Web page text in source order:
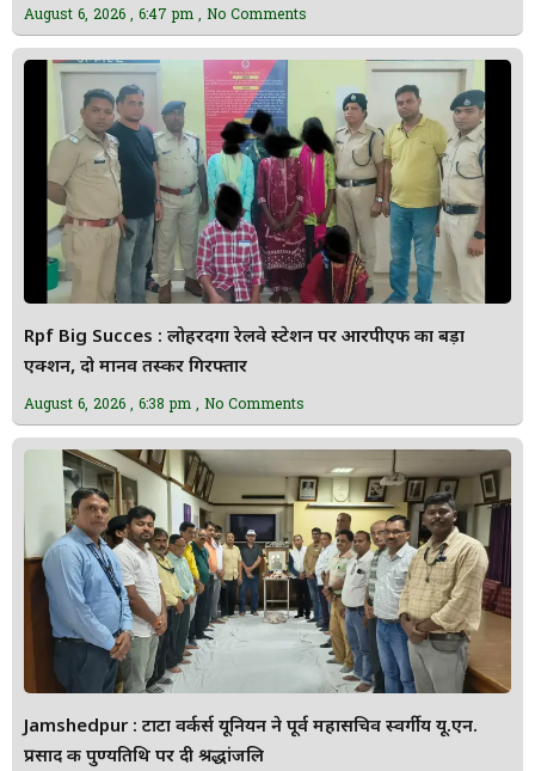
August 6, 2026 6:47 pm No Comments
Rpf Big Succes : लोहरदगा रेलवे स्टेशन पर आरपीएफ का बड़ा
एक्शन, दो मानव तस्कर गिरफ्तार
August 6, 2026 6:38 pm No Comments
Jamshedpur : टाटा वर्कर्स यूनियन ने पूर्व महासचिव स्वर्गीय यू.एन.
प्रसाद की पुण्यतिथि पर दी श्रद्धांजलि